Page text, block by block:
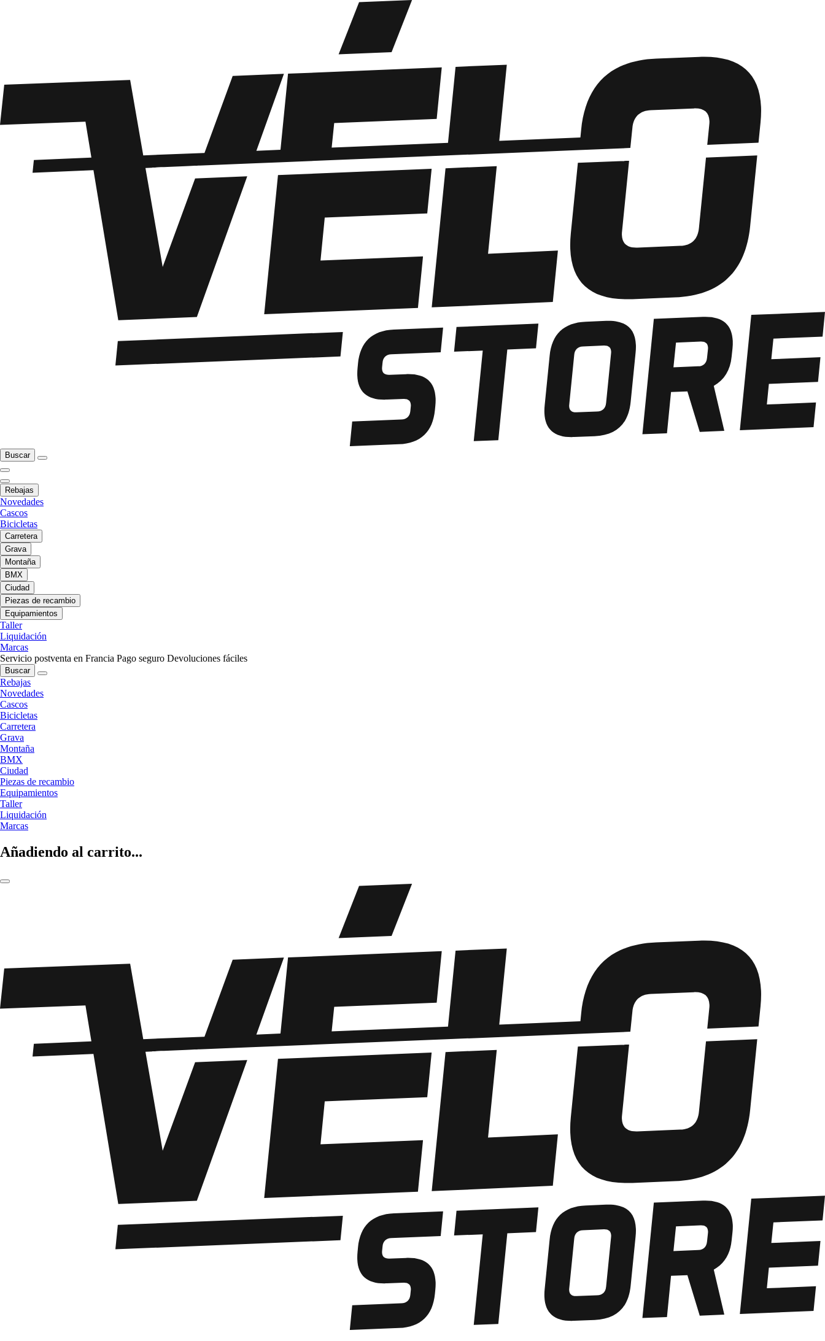
Buscar
Rebajas
Novedades
Cascos
Bicicletas
Carretera
Grava
Montaña
BMX
Ciudad
Piezas de recambio
Equipamientos
Taller
Liquidación
Marcas
Servicio postventa en Francia Pago seguro Devoluciones fáciles
Buscar
Rebajas
Novedades
Cascos
Bicicletas
Carretera
Grava
Montaña
BMX
Ciudad
Piezas de recambio
Equipamientos
Taller
Liquidación
Marcas
Añadiendo al carrito...